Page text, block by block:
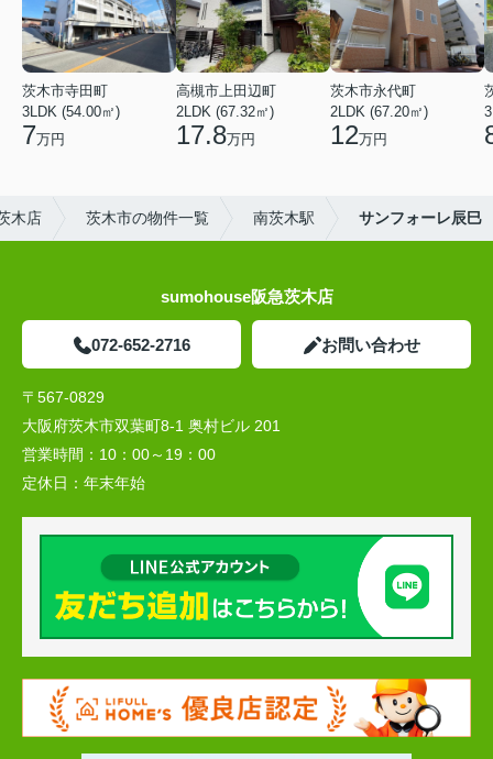
茨木市寺田町
3LDK (54.00㎡)
7万円
高槻市上田辺町
2LDK (67.32㎡)
17.8万円
茨木市永代町
2LDK (67.20㎡)
12万円
木店 茨木市の物件一覧 南茨木駅 サンフォーレ辰巳
sumohouse阪急茨木店
072-652-2716 お問い合わせ
〒567-0829
大阪府茨木市双葉町8-1 奥村ビル 201
営業時間： 10：00～19：00
定休日： 年末年始